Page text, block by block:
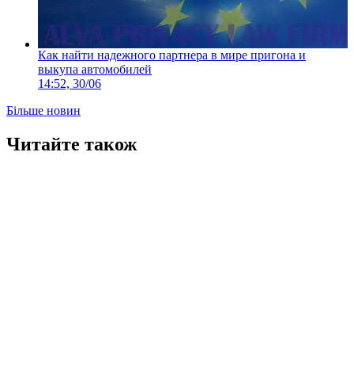
Как найти надежного партнера в мире пригона и
выкупа автомобилей
14:52, 30/06
Більше новин
Читайте також